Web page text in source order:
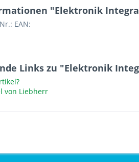
"Elektronik
EAN:
Links zu "Elektronik
von Liebherr